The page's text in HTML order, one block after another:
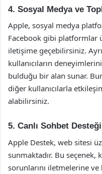
4. Sosyal Medya ve
Apple, sosyal medya
Facebook gibi platformlar
iletişime geçebilirsiniz.
kullanıcıların
bulduğu bir alan sunar.
diğer kullanıcılarla
alabilirsiniz.
5. Canlı Sohbet Desteği
Apple Destek, web sitesi
sunmaktadır. Bu seçenek,
sorunlarını iletmelerine ve